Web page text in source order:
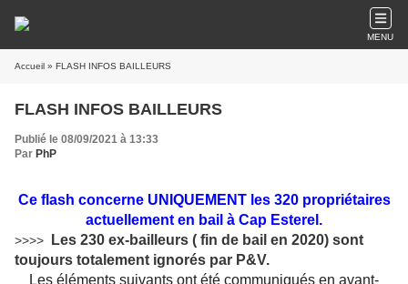
MENU
Accueil » FLASH INFOS BAILLEURS
FLASH INFOS BAILLEURS
Publié le 08/09/2021 à 13:33
Par PhP
Ce flash concerne UNIQUEMENT les 320 propriétaires
actuellement en bail à Cap Esterel.
>>>>
Les 230 ex-bailleurs ( fin de bail en 2020) sont
toujours totalement ignorés par P&V.
Les éléments suivants ont été communiqués en avant-